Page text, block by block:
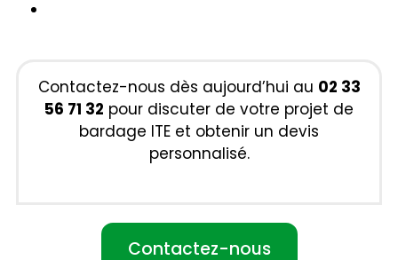
Contactez-nous dès aujourd’hui au 02 33
56 71 32 pour discuter de votre projet de
bardage ITE et obtenir un devis
personnalisé.
Contactez-nous